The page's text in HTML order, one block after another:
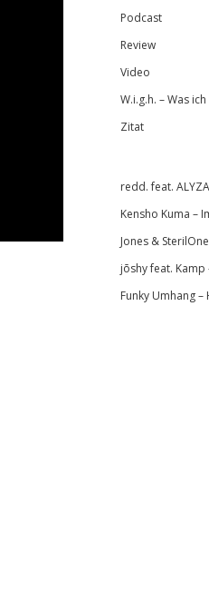
Podcast
Review
Video
W.i.g.h. – Was
Zitat
redd. feat.
Kensho Kuma –
Jones &
jōshy feat. Kamp
Funky Umhang –